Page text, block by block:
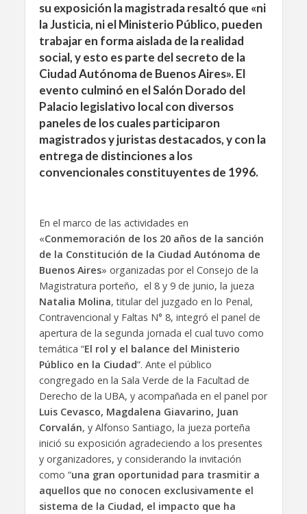
su exposición la magistrada resaltó que «ni
la Justicia, ni el Ministerio Público, pueden
trabajar en forma aislada de la realidad
social, y esto es parte del secreto de la
Ciudad Autónoma de Buenos Aires».El
evento culminó en el Salón Dorado del
Palacio legislativo local con diversos
paneles de los cuales participaron
magistrados y juristas destacados, y con la
entrega de distinciones a los
convencionales constituyentes de 1996.
En el marco de las actividades en
«Conmemoración de los 20 años de la sanción
de la Constitución de la Ciudad Autónoma de
Buenos Aires» organizadas por el Consejo de la
Magistratura porteño, el 8 y 9 de junio, la jueza
Natalia Molina, titular del juzgado en lo Penal,
Contravencional y Faltas N° 8, integró el panel de
apertura de la segunda jornada el cual tuvo como
temática “El rol y el balance del Ministerio
Público en la Ciudad”. Ante el público
congregado en la Sala Verde de la Facultad de
Derecho de la UBA, y acompañada en el panel por
Luis Cevasco, Magdalena Giavarino, Juan
Corvalán, y Alfonso Santiago, la jueza porteña
inició su exposición agradeciendo a los presentes
y organizadores, y considerando la invitación
como “una gran oportunidad para trasmitir a
aquellos que no conocen exclusivamente el
sistema de la Ciudad, el impacto que ha